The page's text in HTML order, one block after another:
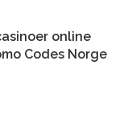
online
Codes Norge